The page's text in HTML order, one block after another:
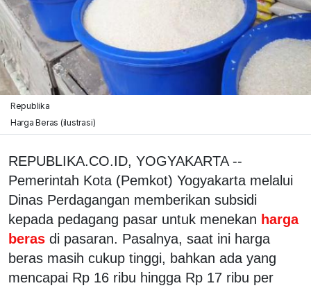
Republika
Harga Beras (ilustrasi)
REPUBLIKA.CO.ID, YOGYAKARTA --
Pemerintah Kota (Pemkot) Yogyakarta melalui
Dinas Perdagangan memberikan subsidi
kepada pedagang pasar untuk menekan harga
beras di pasaran. Pasalnya, saat ini harga
beras masih cukup tinggi, bahkan ada yang
mencapai Rp 16 ribu hingga Rp 17 ribu per